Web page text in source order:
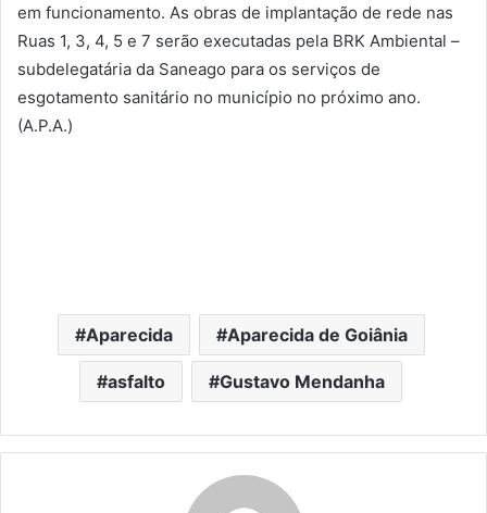
em funcionamento. As obras de implantação de rede nas
Ruas 1, 3, 4, 5 e 7 serão executadas pela BRK Ambiental –
subdelegatária da Saneago para os serviços de
esgotamento sanitário no município no próximo ano.
(A.P.A.)
Aparecida Aparecida de Goiânia
asfalto Gustavo Mendanha